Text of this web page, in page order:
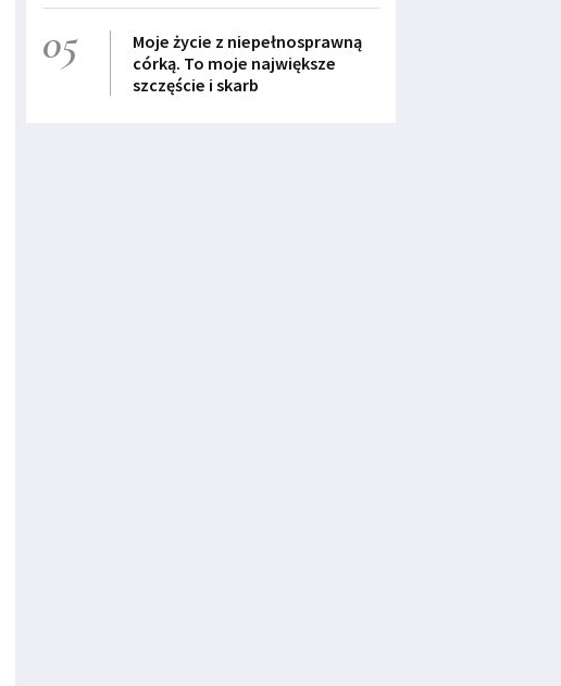
05
Moje życie z niepełnosprawną
córką. To moje największe
szczęście i skarb